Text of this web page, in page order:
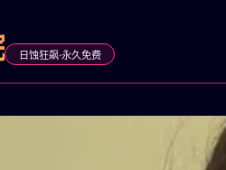
日蚀狂飙·永久免费